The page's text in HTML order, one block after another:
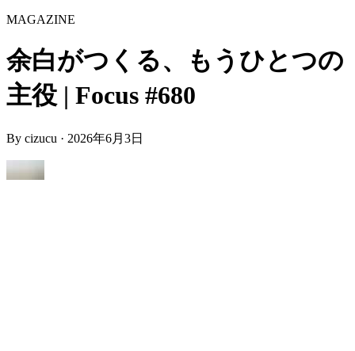
MAGAZINE
余白がつくる、もうひとつの
主役 | Focus #680
By cizucu · 2026年6月3日